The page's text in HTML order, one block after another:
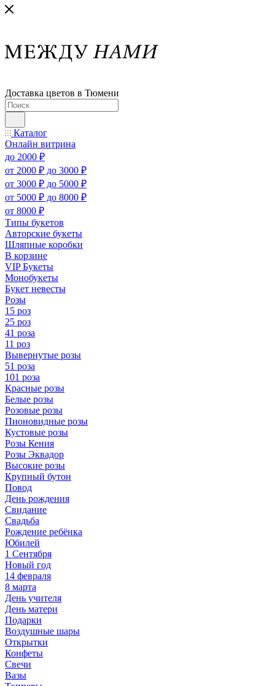
Доставка цветов в Тюмени
Каталог
Онлайн витрина
до 2000 ₽
от 2000 ₽ до 3000 ₽
от 3000 ₽ до 5000 ₽
от 5000 ₽ до 8000 ₽
от 8000 ₽
Типы букетов
Авторские букеты
Шляпные коробки
В корзине
VIP Букеты
Монобукеты
Букет невесты
Розы
15 роз
25 роз
41 роза
11 роз
Вывернутые розы
51 роза
101 роза
Красные розы
Белые розы
Розовые розы
Пионовидные розы
Кустовые розы
Розы Кения
Розы Эквадор
Высокие розы
Крупный бутон
Повод
День рождения
Свидание
Свадьба
Рождение ребёнка
Юбилей
1 Сентября
Новый год
14 февраля
8 марта
День учителя
День матери
Подарки
Воздушные шары
Открытки
Конфеты
Свечи
Вазы